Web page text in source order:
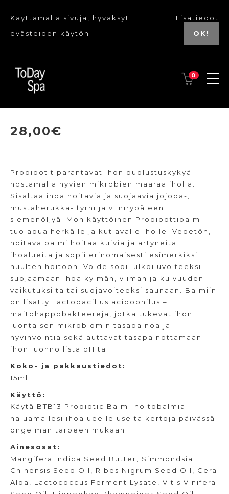
Käyttämällä sivuja, hyväksyt
evästeiden käytön.
Lisätiedot
OK!
0
28,00€
Probiootit parantavat ihon puolustuskykyä
nostamalla hyvien mikrobien määrää iholla.
Sisältää ihoa hoitavia ja suojaavia jojoba-,
mustaherukka- tyrni ja viinirypäleen
siemenöljyä. Monikäyttöinen Probioottibalmi
tuo apua herkälle ja kutiavalle iholle. Vedetön,
hoitava balmi hoitaa kuivia ja ärtyneitä
ihoalueita ja sopii erinomaisesti esimerkiksi
huulten hoitoon. Voide sopii ulkoiluvoiteeksi
suojaamaan ihoa kylmän, viiman ja kuivuuden
vaikutuksilta tai suojavoiteeksi saunaan. Balmiin
on lisätty Lactobacillus acidophilus –
maitohappobakteereja, jotka tukevat ihon
luontaisen mikrobiomin tasapainoa ja
hyvinvointia sekä auttavat tasapainottamaan
ihon luonnollista pH:ta.
Koko- ja pakkaustiedot:
15ml
Käyttö:
Käytä BTB13 Probiotic Balm -hoitobalmia
haluamallesi ihoalueelle useita kertoja päivässä
ongelman tarpeen mukaan.
Ainesosat:
Mangifera Indica Seed Butter, Simmondsia
Chinensis Seed Oil, Ribes Nigrum Seed Oil, Cera
Alba, Lactococcus Ferment Lysate, Vitis Vinifera